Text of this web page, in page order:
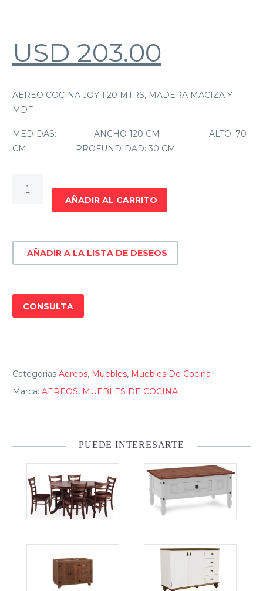
USD 203.00
AEREO COCINA JOY 1.20 MTRS, MADERA MACIZA Y
MDF
MEDIDAS: ANCHO 120 CM ALTO: 70
CM PROFUNDIDAD: 30 CM
1.20
AÑADIR AL CARRITO
AÑADIR A LA LISTA DE DESEOS
CONSULTA
Categorias Aereos, Muebles, Muebles De Cocina
Marca: AEREOS, MUEBLES DE COCINA
PUEDE INTERESARTE